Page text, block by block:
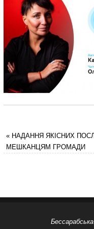
«НАДАННЯ ЯКІСНИХ
МЕШКАНЦЯМ ГРОМАДИ